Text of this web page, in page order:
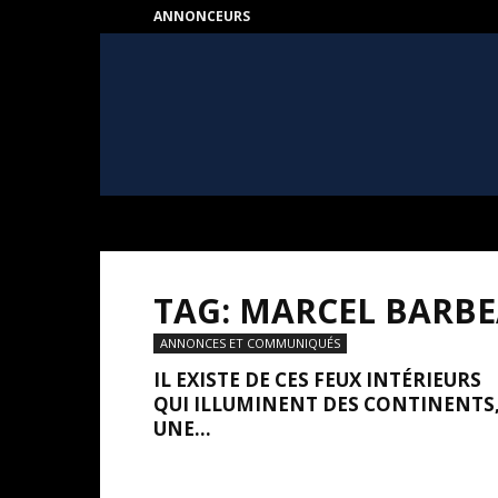
ANNONCEURS
l'Art
TAG: MARCEL
ANNONCES ET COMMUNIQUÉS
IL EXISTE DE CES FEUX INTÉRIEURS
QUI ILLUMINENT DES CONTINENTS,
UNE...